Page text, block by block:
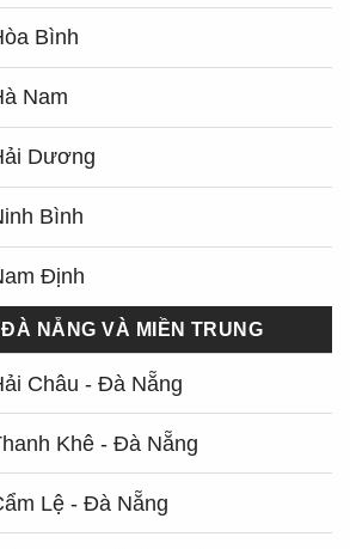
Bình
Nam
Dương
Bình
Định
NẴNG VÀ MIỀN TRUNG
Châu - Đà Nẵng
Khê - Đà Nẵng
Lệ - Đà Nẵng